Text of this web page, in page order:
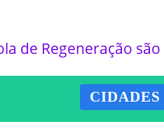
de Regeneração
CIDADES